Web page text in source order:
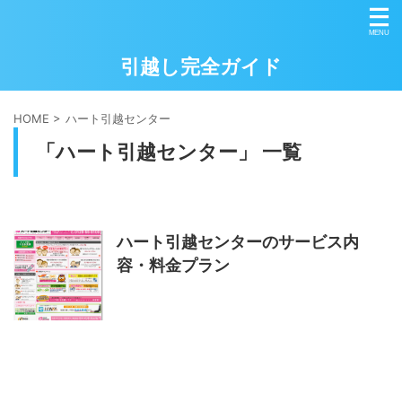
引越し完全ガイド
HOME > ハート引越センター
「ハート引越センター」 一覧
ハート引越センターのサービス内
容・料金プラン